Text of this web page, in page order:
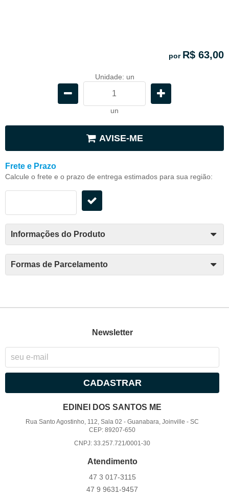
por R$ 63,00
Unidade: un
un
AVISE-ME
Frete e Prazo
Calcule o frete e o prazo de entrega estimados para sua região:
Informações do Produto
Formas de Parcelamento
Newsletter
CADASTRAR
EDINEI DOS SANTOS ME
Rua Santo Agostinho, 112, Sala 02 -Guanabara, Joinville -SC
CEP: 89207-650
CNPJ: 33.257.721/0001-30
Atendimento
47 3 017-3115
47 9 9631-9457